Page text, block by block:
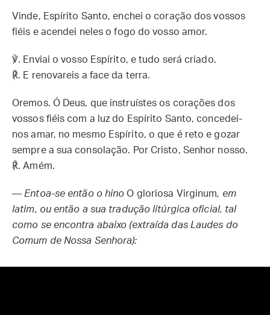
Vinde, Espírito Santo, enchei o coração dos vossos
fiéis e acendei neles o fogo do vosso amor.
℣. Enviai o vosso Espírito, e tudo será criado.
℟. E renovareis a face da terra.
Oremos. Ó Deus, que instruístes os corações dos
vossos fiéis com a luz do Espírito Santo, concedei-
nos amar, no mesmo Espírito, o que é reto e gozar
sempre a sua consolação. Por Cristo, Senhor nosso.
℟. Amém.
— Entoa-se então o hino O gloriosa Virginum, em
latim, ou então a sua tradução litúrgica oficial, tal
como se encontra abaixo (extraída das Laudes do
Comum de Nossa Senhora):